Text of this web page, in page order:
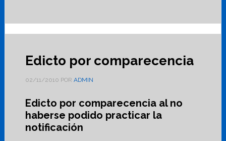
Edicto por comparecencia
02/11/2010 POR ADMIN
Edicto por comparecencia al no
haberse podido practicar la
notificación